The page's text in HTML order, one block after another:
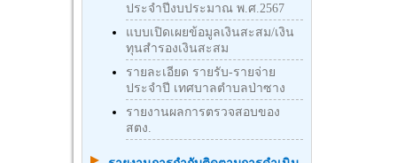
ประจำปีงบประมาณ พ.ศ.2567
แบบเปิดเผยข้อมูลเงินสะสม/เงิน
ทุนสำรองเงินสะสม
รายละเอียด รายรับ-รายจ่าย
ประจำปี เทศบาลตำบลป่าซาง
รายงานผลการตรวจสอบของ
สตง.